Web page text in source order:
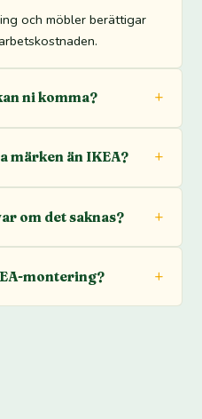
och möbler berättigar
ni komma?
märken än IKEA?
om det saknas?
montering?